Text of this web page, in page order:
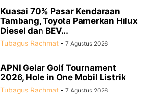
Kuasai 70% Pasar Kendaraan
Tambang, Toyota Pamerkan Hilux
Diesel dan BEV...
Tubagus Rachmat - 7 Agustus 2026
APNI Gelar Golf Tournament
2026, Hole in One Mobil Listrik
Tubagus Rachmat - 7 Agustus 2026